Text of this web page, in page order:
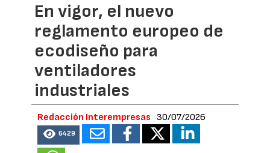
En vigor, el nuevo
reglamento europeo de
ecodiseño para
ventiladores
industriales
Redacción Interempresas 30/07/2026
6429